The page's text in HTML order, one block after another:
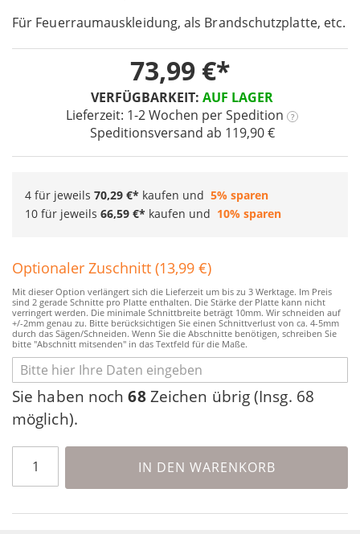
Für Feuerraumauskleidung, als Brandschutzplatte, etc.
VERFÜGBARKEIT: AUF LAGER
Lieferzeit: 1-2 Wochen per Spedition ?
Speditionsversand ab 119,90 €
73,99 €
4 für jeweils 70,29 € kaufen und 5% sparen
10 für jeweils 66,59 € kaufen und 10% sparen
Optionaler Zuschnitt (13,99 €)
Mit dieser Option verlängert sich die Lieferzeit um bis zu 3 Werktage. Im Preis
sind 2 gerade Schnitte pro Platte enthalten. Die Stärke der Platte kann nicht
verringert werden. Die minimale Schnittbreite beträgt 10mm. Wir schneiden auf
+/-2mm genau zu. Bitte berücksichtigen Sie einen Schnittverlust von ca. 4-5mm
durch das Sägen/Schneiden. Wenn Sie die Abschnitte benötigen, schreiben Sie
bitte "Abschnitt mitsenden" in das Textfeld für die Maße.
Sie haben noch68Zeichen übrig (Insg. 68
möglich).
IN DEN WARENKORB